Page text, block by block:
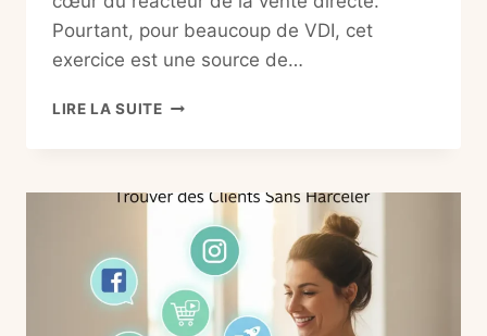
Pourtant, pour beaucoup de VDI, cet
exercice est une source de…
LIRE LA SUITECOMMENT
VDI
EFFICACE
GUIDE
A
À